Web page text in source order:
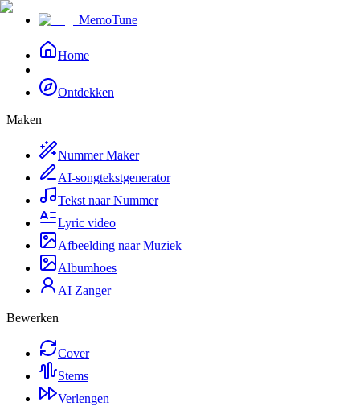
MemoTune
Home
Ontdekken
Maken
Nummer Maker
AI-songtekstgenerator
Tekst naar Nummer
Lyric video
Afbeelding naar Muziek
Albumhoes
AI Zanger
Bewerken
Cover
Stems
Verlengen